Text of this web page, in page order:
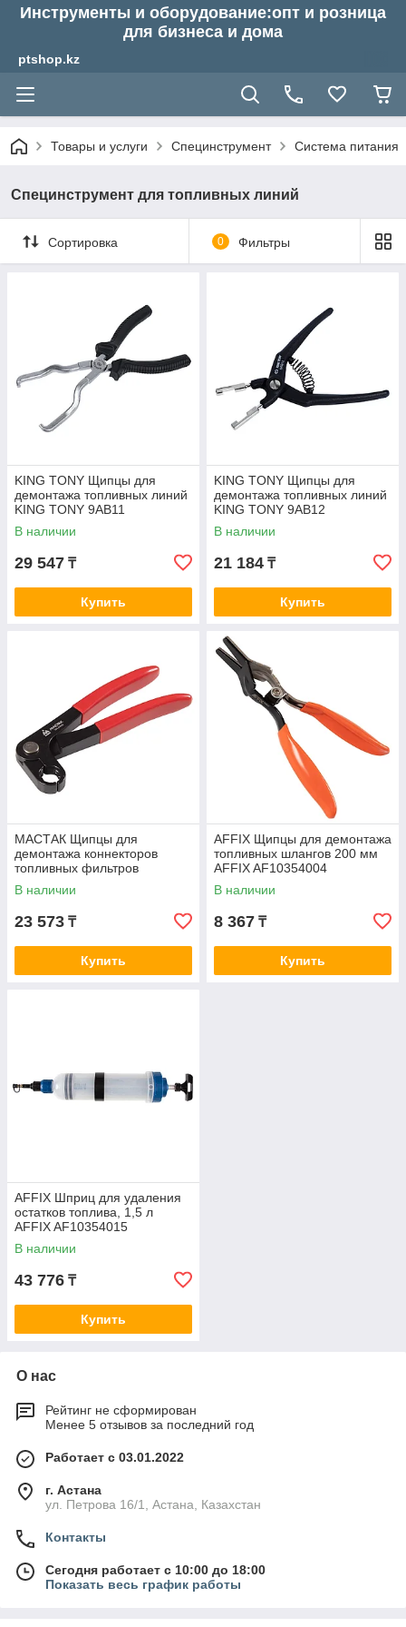
Инструменты и оборудование:опт и розница
для бизнеса и дома
ptshop.kz
Товары и услуги Специнструмент Система питания
Специнструмент для топливных линий
Сортировка 0 Фильтры
KING TONY Щипцы для
демонтажа топливных линий
KING TONY 9AB11
В наличии
29 547 ₸
Купить
KING TONY Щипцы для
демонтажа топливных линий
KING TONY 9AB12
В наличии
21 184 ₸
Купить
МАСТАК Щипцы для
демонтажа коннекторов
топливных фильтров
МАСТАК 103-53002
В наличии
23 573 ₸
Купить
AFFIX Щипцы для демонтажа
топливных шлангов 200 мм
AFFIX AF10354004
В наличии
8 367 ₸
Купить
AFFIX Шприц для удаления
остатков топлива, 1,5 л
AFFIX AF10354015
В наличии
43 776 ₸
Купить
О нас
Рейтинг не сформирован
Менее 5 отзывов за последний год
Работает с 03.01.2022
г. Астана
ул. Петрова 16/1, Астана, Казахстан
Контакты
Сегодня работает с 10:00 до 18:00
Показать весь график работы